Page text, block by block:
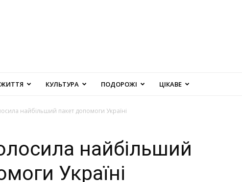
ЖИТТЯ КУЛЬТУРА ПОДОРОЖІ ЦІКАВЕ
найбільший пакет допомоги Україні
найбільший
Україні